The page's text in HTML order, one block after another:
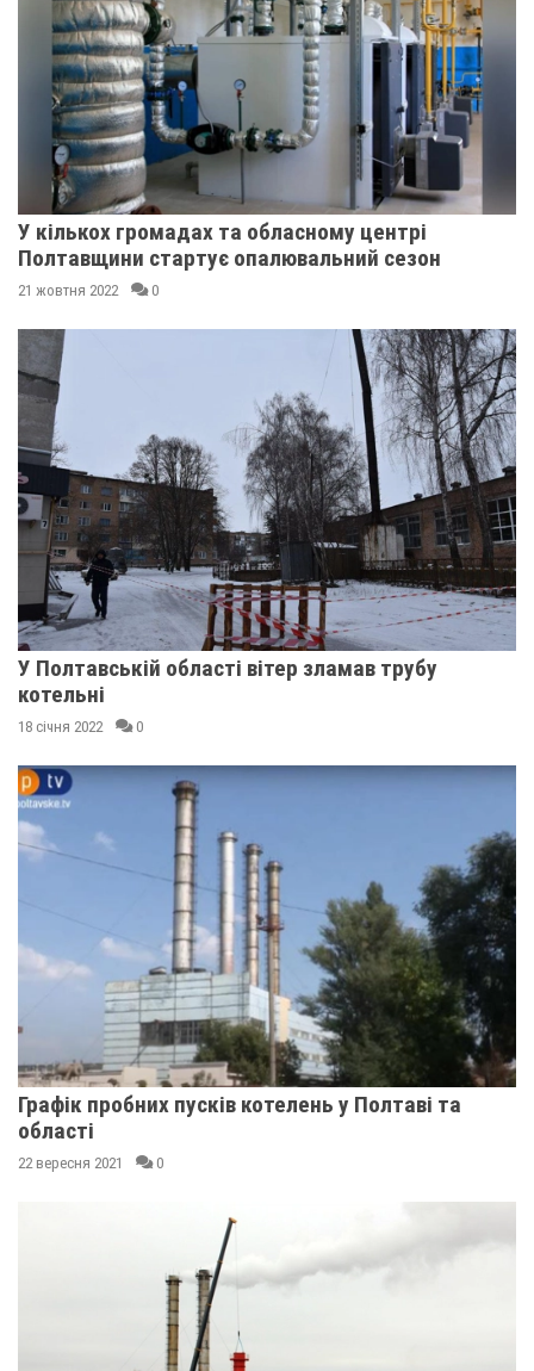
У кількох громадах та обласному центрі
Полтавщини стартує опалювальний сезон
21 жовтня 2022 0
У Полтавській області вітер зламав трубу
котельні
18 січня 2022 0
Графік пробних пусків котелень у Полтаві та
області
22 вересня 2021 0